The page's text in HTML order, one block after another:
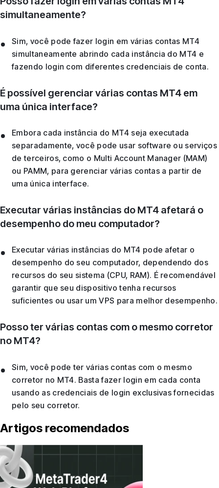
simultaneamente?
Sim, você pode fazer login em várias contas MT4
simultaneamente abrindo cada instância do MT4 e
fazendo login com diferentes credenciais de conta.
É possível gerenciar várias contas MT4 em
uma única interface?
Embora cada instância do MT4 seja executada
separadamente, você pode usar software ou serviços
de terceiros, como o Multi Account Manager (MAM)
ou PAMM, para gerenciar várias contas a partir de
uma única interface.
Executar várias instâncias do MT4 afetará o
desempenho do meu computador?
Executar várias instâncias do MT4 pode afetar o
desempenho do seu computador, dependendo dos
recursos do seu sistema (CPU, RAM). É recomendável
garantir que seu dispositivo tenha recursos
suficientes ou usar um VPS para melhor desempenho.
Posso ter várias contas com o mesmo corretor
no MT4?
Sim, você pode ter várias contas com o mesmo
corretor no MT4. Basta fazer login em cada conta
usando as credenciais de login exclusivas fornecidas
pelo seu corretor.
Artigos recomendados